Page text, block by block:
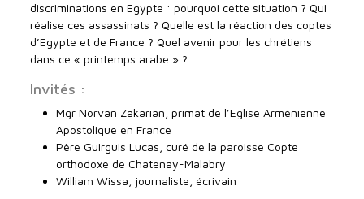
discriminations en Egypte : pourquoi cette situation ? Qui
réalise ces assassinats ? Quelle est la réaction des coptes
d’Egypte et de France ? Quel avenir pour les chrétiens
dans ce « printemps arabe » ?
Invités :
Mgr Norvan Zakarian, primat de l’Eglise Arménienne
Apostolique en France
Père Guirguis Lucas, curé de la paroisse Copte
orthodoxe de Chatenay-Malabry
William Wissa, journaliste, écrivain